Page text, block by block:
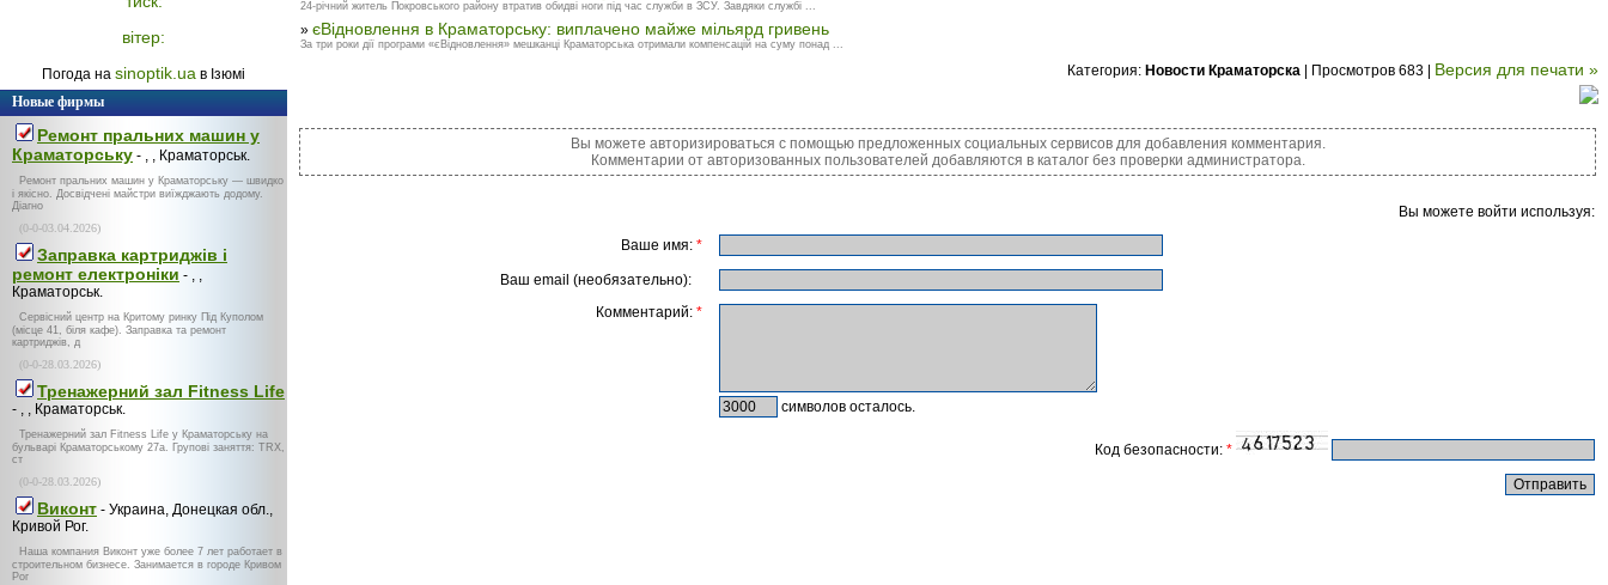
вітер:
Погода на sinoptik.ua в Ізюмі
Новые фирмы
Ремонт пральних машин у
Краматорську - , , Краматорськ.
Ремонт пральних машин у Краматорську — швидко
і якісно. Досвідчені майстри виїжджають додому.
Діагно
(0-0-03.04.2026)
Заправка картриджів і
ремонт електроніки - , ,
Краматорськ.
Сервісний центр на Критому ринку Під Куполом
(місце 41, біля кафе). Заправка та ремонт
картриджів, д
(0-0-28.03.2026)
Тренажерний зал Fitness Life
- , , Краматорськ.
Тренажерний зал Fitness Life у Краматорську на
бульварі Краматорському 27а. Групові заняття: TRX,
ст
(0-0-28.03.2026)
Виконт - Украина, Донецкая обл.,
Кривой Рог.
Наша компания Виконт уже более 7 лет работает в
строительном бизнесе. Занимается в городе Кривом
Рог
24-річний житель Покровського району втратив обидві ноги під час служби в ЗСУ. Завдяки службі ...
» єВідновлення в Краматорську: виплачено майже мільярд гривень
За три роки дії програми «єВідновлення» мешканці Краматорська отримали компенсацій на суму понад ...
Категория: Новости Краматорска | Просмотров 683 | Версия для печати »
Вы можете авторизироваться с помощью предложенных социальных сервисов для добавления комментария.
Комментарии от авторизованных пользователей добавляются в каталог без проверки администратора.
Вы можете войти используя:
Ваше имя: *
Ваш email (необязательно):
Комментарий: *
символов осталось.
Код безопасности: *